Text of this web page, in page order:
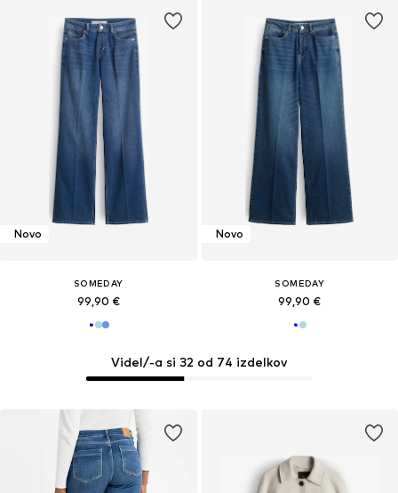
Videl/-a si 32 od 74 izdelkov
Novo
SOMEDAY
99,90 €
Novo
SOMEDAY
99,90 €